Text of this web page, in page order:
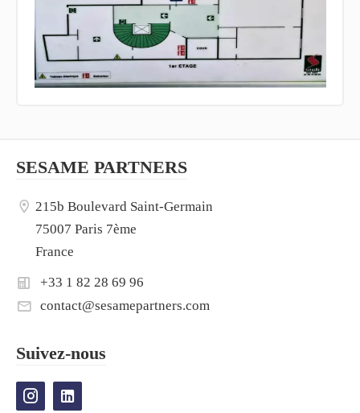
SESAME PARTNERS
215b Boulevard Saint-Germain
75007 Paris 7ème
France
+33 1 82 28 69 96
contact@sesamepartners.com
Suivez-nous